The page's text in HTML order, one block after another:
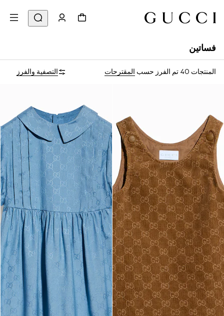
فساتين
المنتجات 40 تم الفرز حسب المقترحات التصفية والفرز